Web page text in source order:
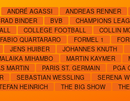
ANDRÉ AGASSI
ANDREAS RENNER
BINDER BVB
CHAMPIONS
COLLEGE FOOTBALL
COLLIN
FABIO QUARTARARO FORMEL 1
JENS HUIBER
JOHANNES KNUTH
MIHAMBO MARTIN KAYMER
MARTIN PARIS ST. GERMAIN
PGA
SEBASTIAN WESSLING
SERENA
HEINRICH THE BIG SHOW